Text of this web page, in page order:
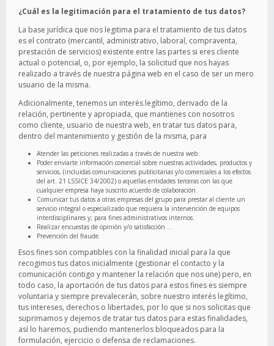
¿Cuál es la legitimación para el tratamiento de tus datos?
La base jurídica que nos legitima para el tratamiento de tus datos
es el contrato (mercantil, administrativo, laboral, compraventa,
prestación de servicios) existente entre las partes si eres cliente
actual o potencial, o, por ejemplo, la solicitud que nos hayas
realizado a través de nuestra página web en el caso de ser un mero
usuario de la misma.
Adicionalmente, tenemos un interés legítimo, derivado de la
relación, pertinente y apropiada, que mantienes con nosotros
como cliente, usuario de nuestra web, en tratar tus datos para,
dentro del mantenimiento y gestión de la misma, para
Atender las peticiones realizadas a través de nuestra web.
Poder enviarte información comercial sobre nuestras actividades, productos y
servicios, (incluidas comunicaciones publicitarias y/o comerciales a los efectos
del art. 21 LSSICE 34/2002) o aquellas entidades terceras con las que
cualquier empresa haya suscrito acuerdo de colaboración.
Comunicar tus datos a otras empresas del grupo para prestar al cliente un
servicio integral o especializado que requiera la intervención de equipos
interdisciplinares y; para fines administrativos internos.
Realizar encuestas de opinión y/o satisfacción …
Prevención del fraude.
Esos fines son compatibles con la finalidad inicial para la que
recogimos tus datos inicialmente (gestionar el contacto y la
comunicación contigo y mantener la relación que nos une) pero, en
todo caso, la aportación de tus datos para estos fines es siempre
voluntaria y siempre prevalecerán, sobre nuestro interés legítimo,
tus intereses, derechos o libertades, por lo que si nos solicitas que
suprimamos y dejemos de tratar tus datos para estas finalidades,
así lo haremos, pudiendo mantenerlos bloqueados para la
formulación, ejercicio o defensa de reclamaciones.